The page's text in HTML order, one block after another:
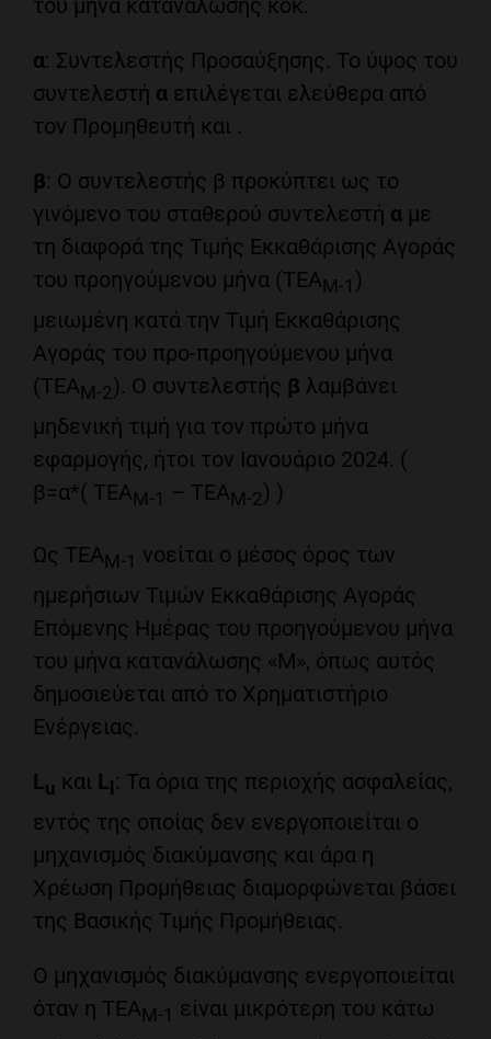
α: Συντελεστής Προσαύξησης. Το ύψος του
συντελεστή αεπιλέγεται ελεύθερα από
τον Προμηθευτή και .
β: Ο συντελεστής β προκύπτει ως το
γινόμενο του σταθερού συντελεστή αμε
τη διαφορά της Τιμής Εκκαθάρισης Αγοράς
του προηγούμενου μήνα (ΤΕΑΜ-1 )
μειωμένη κατά την Τιμή Εκκαθάρισης
Αγοράς του προ-προηγούμενου μήνα
(ΤΕΑΜ-2). Ο συντελεστής β λαμβάνει
μηδενική τιμή για τον πρώτο μήνα
εφαρμογής, ήτοι τον Ιανουάριο 2024. (
β=α*( ΤΕΑΜ-1 – ΤΕΑΜ-2) )
Ως ΤΕΑΜ-1 νοείται ο μέσος όρος των
ημερήσιων Τιμών Εκκαθάρισης Αγοράς
Επόμενης Ημέρας του προηγούμενου μήνα
του μήνα κατανάλωσης «Μ», όπως αυτός
δημοσιεύεται από το Χρηματιστήριο
Ενέργειας.
Lu και L : Τα όρια της περιοχής ασφαλείας,
εντός της οποίας δεν ενεργοποιείται ο
μηχανισμός διακύμανσης και άρα η
Χρέωση Προμήθειας διαμορφώνεται βάσει
της Βασικής Τιμής Προμήθειας.
Ο μηχανισμός διακύμανσης ενεργοποιείται
όταν η ΤΕΑΜ-1 είναι μικρότερη του κάτω